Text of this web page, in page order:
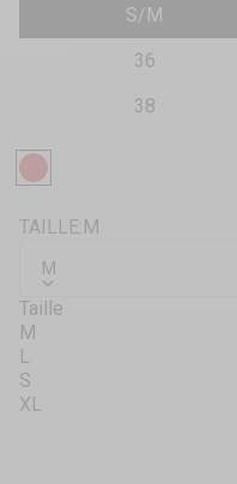
S/M
36
38
Rouge
TAILLE:M
M
Taille
M
L
S
XL